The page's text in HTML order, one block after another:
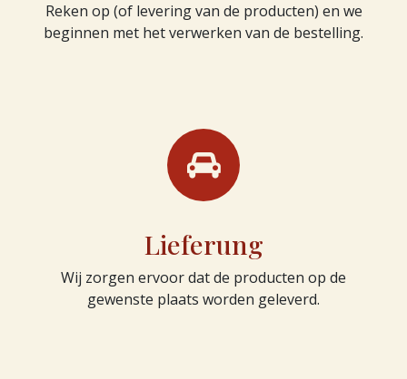
Reken op (of levering van de producten) en we
beginnen met het verwerken van de bestelling.
Lieferung
Wij zorgen ervoor dat de producten op de
gewenste plaats worden geleverd.